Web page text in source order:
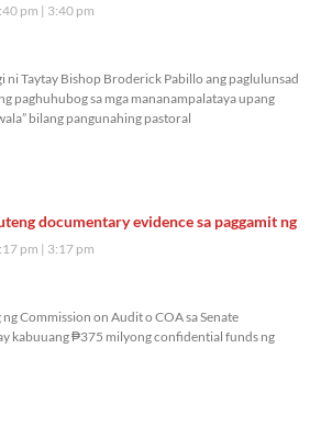
pm 3:40 pm
ni Taytay Bishop Broderick Pabillo ang paglulunsad
paghuhubog sa mga mananampalataya upang
bilang pangunahing pastoral
documentary evidence sa paggamit ng
pm 3:17 pm
Commission on Audit o COA sa Senate
kabuuang ₱375 milyong confidential funds ng